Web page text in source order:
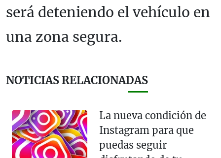
será deteniendo el vehículo en
una zona segura.
NOTICIAS RELACIONADAS
La nueva condición de
Instagram para que
puedas seguir